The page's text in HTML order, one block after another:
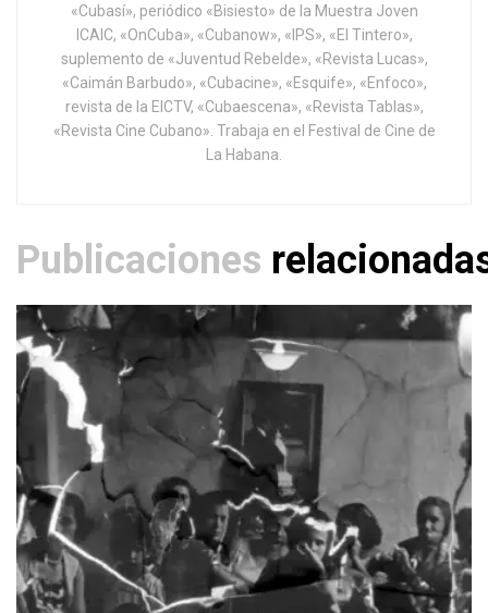
«Cubasí», periódico «Bisiesto» de la Muestra Joven
ICAIC, «OnCuba», «Cubanow», «IPS», «El Tintero»,
suplemento de «Juventud Rebelde», «Revista Lucas»,
«Caimán Barbudo», «Cubacine», «Esquife», «Enfoco»,
revista de la EICTV, «Cubaescena», «Revista Tablas»,
«Revista Cine Cubano». Trabaja en el Festival de Cine de
La Habana.
Publicaciones